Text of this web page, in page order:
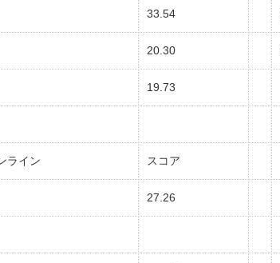
33.54
20.30
19.73
ライン スコア
27.26